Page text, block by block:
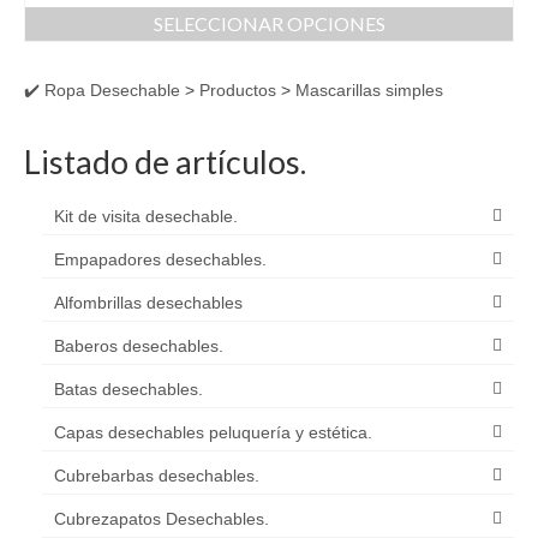
SELECCIONAR OPCIONES
tiene
Las
✔️ Ropa Desechable > Productos > Mascarillas simples
Listado de artículos.
Kit de visita desechable.
Empapadores desechables.
Alfombrillas desechables
Baberos desechables.
Batas desechables.
Capas desechables peluquería y estética.
Cubrebarbas desechables.
Cubrezapatos Desechables.